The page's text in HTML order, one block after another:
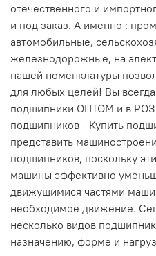
отечественного и
и под заказ. А именно :
автомобильные,
железнодорожные, на
нашей номенклатуры
для любых целей! Вы
подшипники ОПТОМ и в
подшипников - Купить
представить
подшипников, поскольку
машины эффективно
движущимися частями
необходимое движение.
несколько видов
назначению, форме и